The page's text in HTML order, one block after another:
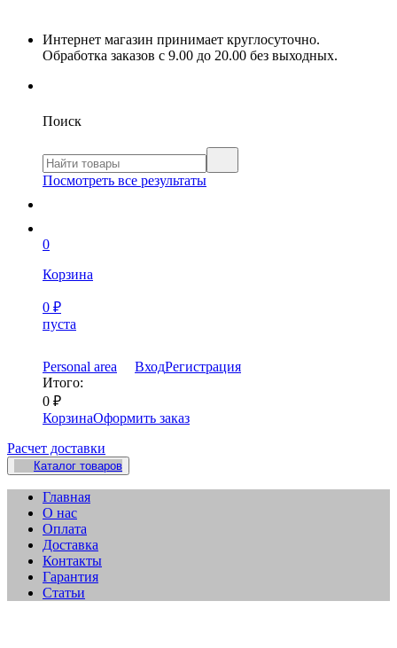
Интернет магазин принимает круглосуточно.
Обработка заказов с 9.00 до 20.00 без выходных.
Поиск
Посмотреть все результаты
0
Корзина
0 ₽
пуста
Personal area ВходРегистрация
Итого:
0 ₽
КорзинаОформить заказ
Расчет доставки
Каталог товаров
Главная
О нас
Оплата
Доставка
Контакты
Гарантия
Статьи